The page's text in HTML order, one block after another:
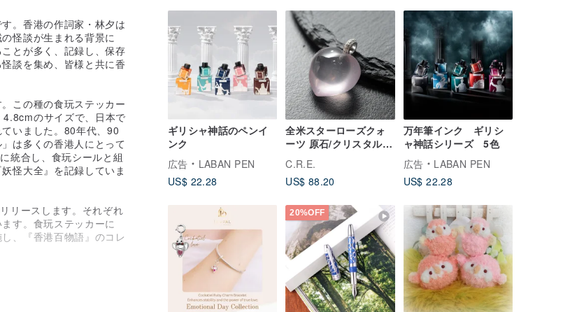
ギリシャ神話のペンイ
ンク
広告
LABAN PEN
US$ 22.28
全米スターローズクォ
ーツ 原石/クリスタル/
運アップ/魔除け/人間関
係改善
C.R.E.
US$ 88.20
万年筆インク ギリシ
ャ神話シリーズ 5色
広告
LABAN PEN
US$ 22.28
20%OFF
。香港の作詞家・林夕は
怪談が生まれる背景に
とが多く、記録し、保存
談を集め、皆様と共に香
この種の食玩ステッカー
のサイズで、日本で
いました。80年代、90
は多くの香港人にとって
統合し、食玩シールと組
怪大全』を記録していま
リースします。それぞれ
す。食玩ステッカーに
、『香港百物語』のコレ
オリジナルイラストと文